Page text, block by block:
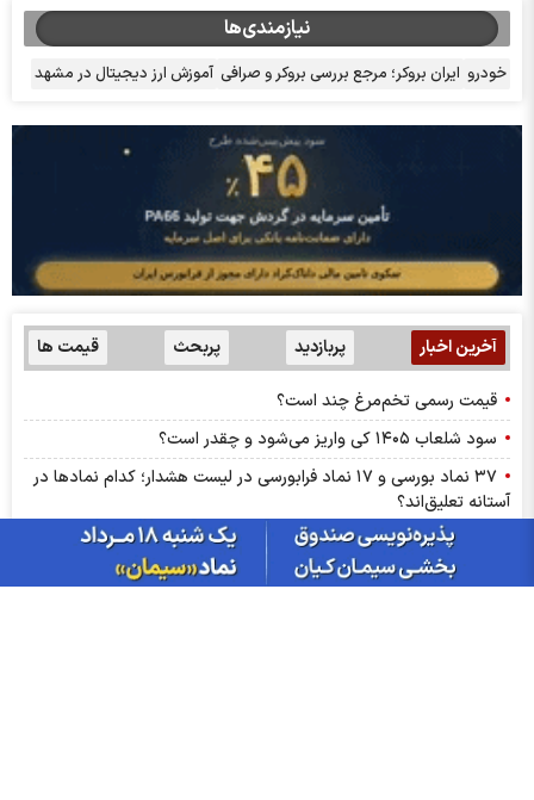
نیازمندی‌ها
خودرو ایران بروکر؛ مرجع بررسی بروکر و صرافی آموزش ارز دیجیتال در مشهد
آخرین اخبار پربازدید پربحث قیمت ها
قیمت رسمی تخم‌مرغ چند است؟
سود شلعاب ۱۴۰۵ کی واریز می‌شود و چقدر است؟
۳۷ نماد بورسی و ۱۷ نماد فرابورسی در لیست هشدار؛ کدام نماد‌ها در
آستانه تعلیق‌اند؟
درصد رشد کرد